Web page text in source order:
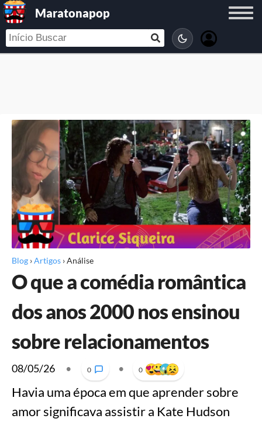
Maratonapop
Blog ›Artigos ›Análise
O que a comédia romântica
dos anos 2000 nos ensinou
sobre relacionamentos
08/05/26 • 0 • 0
Havia uma época em que aprender sobre
amor significava assistir a Kate Hudson